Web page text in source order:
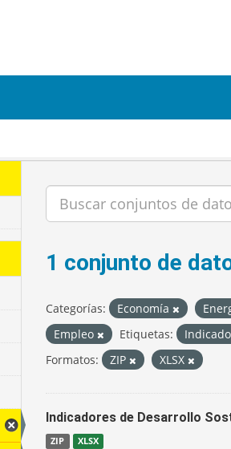
1 conjunto de
Categorías: Economía
Empleo
Etiquetas:
Formatos:
ZIP XLSX
Indicadores de Desarrollo
ZIP XLSX